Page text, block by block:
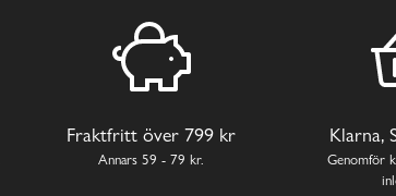
Fraktfritt över 799 kr
Annars 59 - 79 kr.
Klarna,
Genomför